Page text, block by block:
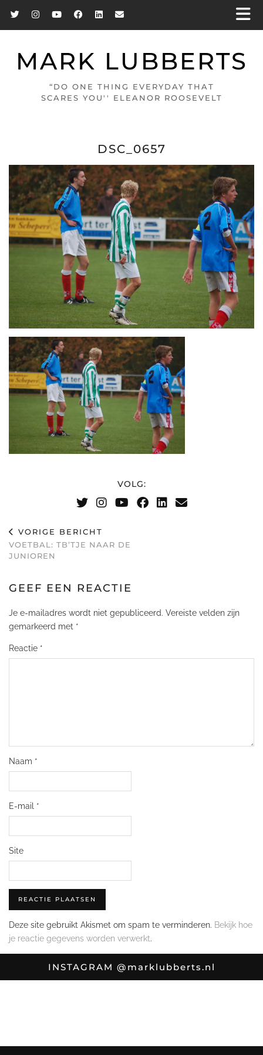
MARK LUBBERTS
“DO ONE THING EVERYDAY THAT
SCARES YOU'' ELEANOR ROOSEVELT
DSC_0657
VOLG:
VORIGE BERICHT
VOETBAL: TB’TJE NAAR DE
JUNIOREN
GEEF EEN REACTIE
Je e-mailadres wordt niet gepubliceerd. Vereiste velden zijn
gemarkeerd met *
Reactie *
Naam *
E-mail *
Site
Deze site gebruikt Akismet om spam te verminderen. Bekijk hoe
je reactie gegevens worden verwerkt.
INSTAGRAM @marklubberts.nl